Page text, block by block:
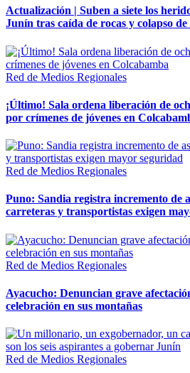
Actualización | Suben a siete los
Junín tras caída de rocas y colapso
Red de Medios Regionales
¡Último! Sala ordena liberación de
por crímenes de jóvenes en
Red de Medios Regionales
Puno: Sandia registra incremento de
carreteras y transportistas exigen
Red de Medios Regionales
Ayacucho: Denuncian grave
celebración en sus montañas
Red de Medios Regionales